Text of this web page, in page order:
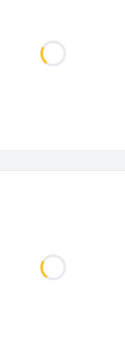
Loading...
Loading...